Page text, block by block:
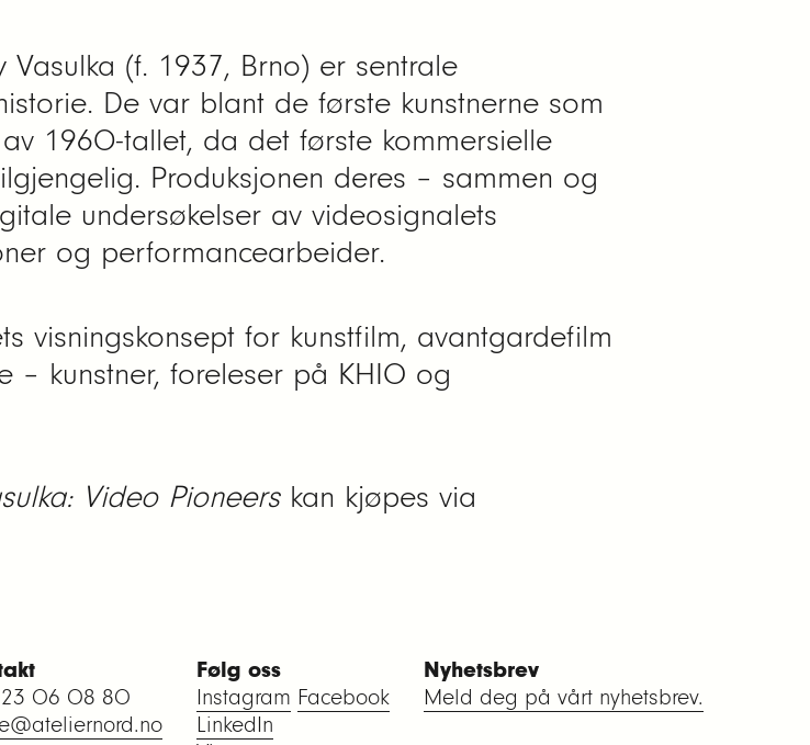
(f. 1937, Brno) er sentrale
De var blant de første kunstnerne som
1960-tallet, da det første kommersielle
Produksjonen deres – sammen og
undersøkelser av videosignalets
og performancearbeider.
visningskonsept for kunstfilm, avantgardefilm
– kunstner, foreleser på KHIO og
Video Pioneerskan kjøpes via
06 08 80
Følg oss
Instagram Facebook
LinkedIn
Nyhetsbrev
Meld deg på vårt nyhetsbrev.